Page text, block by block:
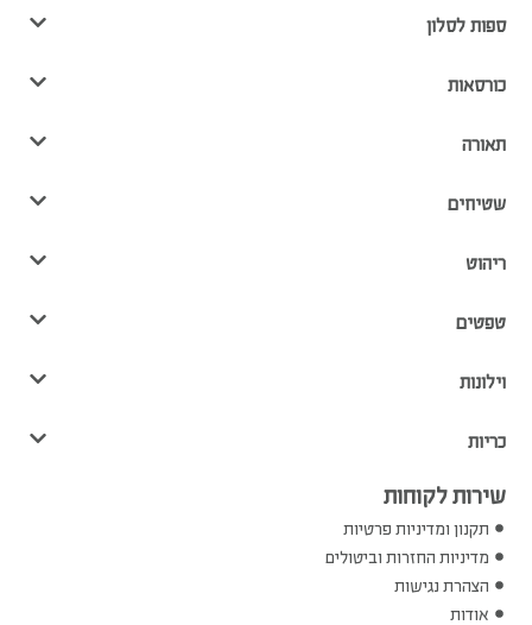
ספות לסלון
כורסאות
תאורה
שטיחים
ריהוט
טפטים
וילונות
כריות
שירות לקוחות
תקנון ומדיניות פרטיות
מדיניות החזרות וביטולים
הצהרת נגישות
אודות